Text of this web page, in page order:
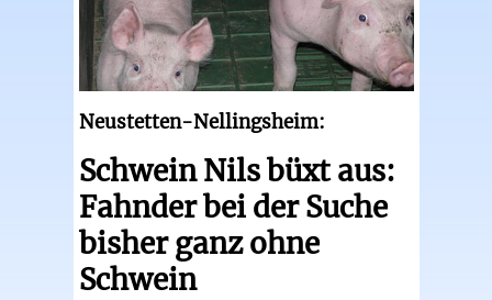
Neustetten-Nellingsheim:
Schwein Nils büxt aus:
Fahnder bei der Suche
bisher ganz ohne
Schwein